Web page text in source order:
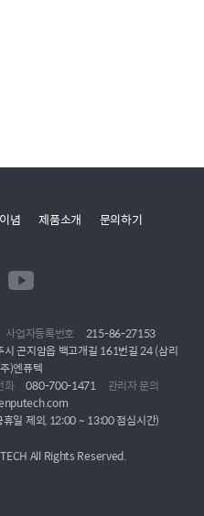
념 제품소개 문의하기
사업자등록번호
215-86-27153
시 곤지암읍 백고개길 161번길 24 (삼리
)엔퓨텍
화 080-700-1471
관리자 문의
일 제외, 12:00 ~ 13:00 점심시간)
All Rights Reserved.